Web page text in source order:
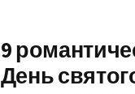
9
День